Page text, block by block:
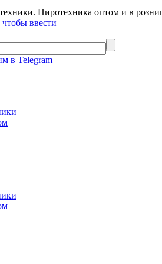
Пиротехника оптом и в
ввести
в Telegram